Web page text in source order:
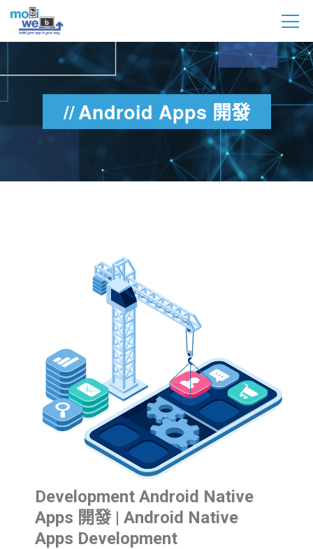
Android Apps 開發
Development Android Native
Apps 開發 | Android Native
Apps Development